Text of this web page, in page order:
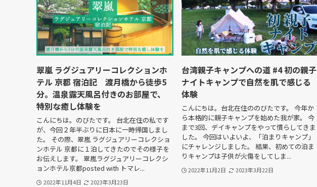
翠嵐 ラグジュアリーコレクションホ
テル 京都 宿泊記 渡月橋から徒歩5
分。温泉露天風呂付きのお部屋で、
特別な癒し体験を
こんにちは。のびたです。 台北在住の私です
が、今回２年半ぶりに日本に一時帰国しまし
た。 その際、翠嵐 ラグジュアリーコレクショ
ンホテル 京都に１泊してきたのでその様子を
お伝えします。 翠嵐ラグジュアリーコレクシ
ョンホテル京都posted with トマレ...
2022年11月4日 2023年3月23日
台湾親子キャンプへの道 #4 初の親子
ナイトキャンプで自然を肌で感じる
体験
こんにちは。台北在住ののびたです。 今年か
ら本格的に親子キャンプを始めた我が家。 今
まで3回、デイキャンプをやって慣らしてきま
した。 今回はいよいよ、「泊まりキャンプ」
にチャレンジしました。 結果、初めての泊ま
りキャンプは子供が火傷をしてしま...
2022年11月2日 2023年3月22日